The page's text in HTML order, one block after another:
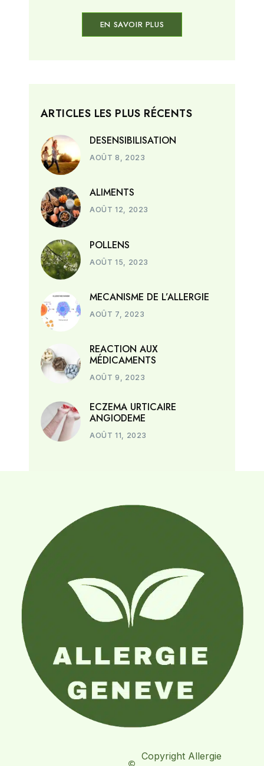
EN SAVOIR PLUS
ARTICLES LES PLUS RÉCENTS
DESENSIBILISATION
AOÛT 8, 2023
ALIMENTS
AOÛT 12, 2023
POLLENS
AOÛT 15, 2023
MECANISME DE L’ALLERGIE
AOÛT 7, 2023
REACTION AUX
MÉDICAMENTS
AOÛT 9, 2023
ECZEMA URTICAIRE
ANGIODEME
AOÛT 11, 2023
Copyright Allergie